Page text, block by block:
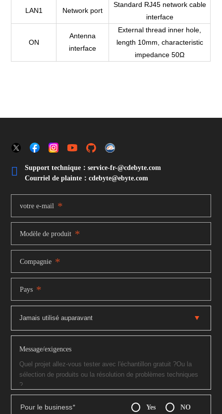
LAN1 Network port
Standard RJ45 network cable
interface
ON
Antenna
interface
External thread inner hole,
length 10mm, characteristic
impedance 50Ω

Support technique：service-fr-@cdebyte.com
Courriel de plainte：cdebyte@ebyte.com
votre e-mail *
Modèle de produit *
Compagnie *
Pays *
Message/exigences
Pour le business* Yes NO